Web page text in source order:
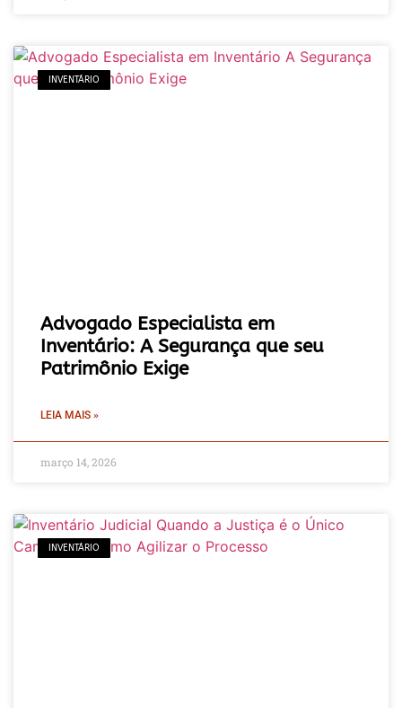
INVENTÁRIO
Advogado Especialista em
Inventário: A Segurança que seu
Patrimônio Exige
LEIA MAIS »
março 14, 2026
INVENTÁRIO